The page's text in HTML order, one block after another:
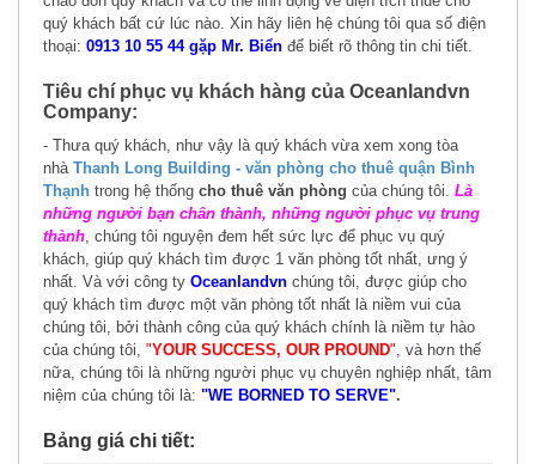
quý khách bất cứ lúc nào. Xin hãy liên hệ chúng tôi qua số điện
thoại: 0913 10 55 44 gặp Mr. Biển để biết rõ thông tin chi tiết.
Tiêu chí phục vụ khách hàng của Oceanlandvn
Company:
- Thưa quý khách, như vậy là quý khách vừa xem xong tòa
nhà Thanh Long Building - văn phòng cho thuê quận Bình
Thạnh trong hệ thống cho thuê văn phòng của chúng tôi. Là
những người bạn chân thành, những người phục vụ trung
thành, chúng tôi nguyện đem hết sức lực để phục vụ quý
khách, giúp quý khách tìm được 1 văn phòng tốt nhất, ưng ý
nhất. Và với công ty Oceanlandvn chúng tôi, được giúp cho
quý khách tìm được một văn phòng tốt nhất là niềm vui của
chúng tôi, bởi thành công của quý khách chính là niềm tự hào
của chúng tôi, "YOUR SUCCESS, OUR PROUND", và hơn thế
nữa, chúng tôi là những người phục vụ chuyên nghiệp nhất, tâm
niệm của chúng tôi là: "WE BORNED TO SERVE".
Bảng giá chi tiết: